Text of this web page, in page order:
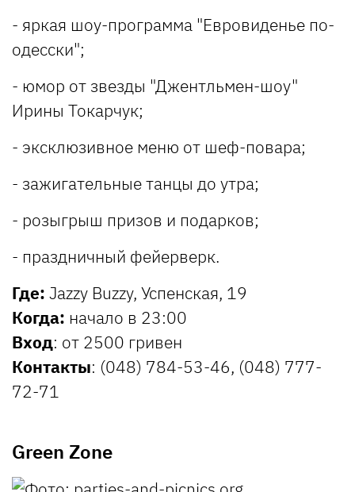
- яркая шоу-программа "Евровиденье по-
одесски";
- юмор от звезды "Джентльмен-шоу"
Ирины Токарчук;
- эксклюзивное меню от шеф-повара;
- зажигательные танцы до утра;
- розыгрыш призов и подарков;
- праздничный фейерверк.
Где: Jazzy Buzzy, Успенская, 19
Когда: начало в 23:00
Вход: от 2500 гривен
Контакты: (048) 784-53-46, (048) 777-
72-71
Green Zone